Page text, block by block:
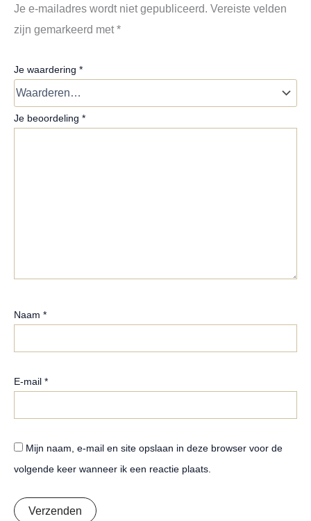
Je e-mailadres wordt niet gepubliceerd. Vereiste velden
zijn gemarkeerd met*
Je waardering *
Je beoordeling *
Naam *
E-mail *
Mijn naam, e-mail en site opslaan in deze browser voor de
volgende keer wanneer ik een reactie plaats.